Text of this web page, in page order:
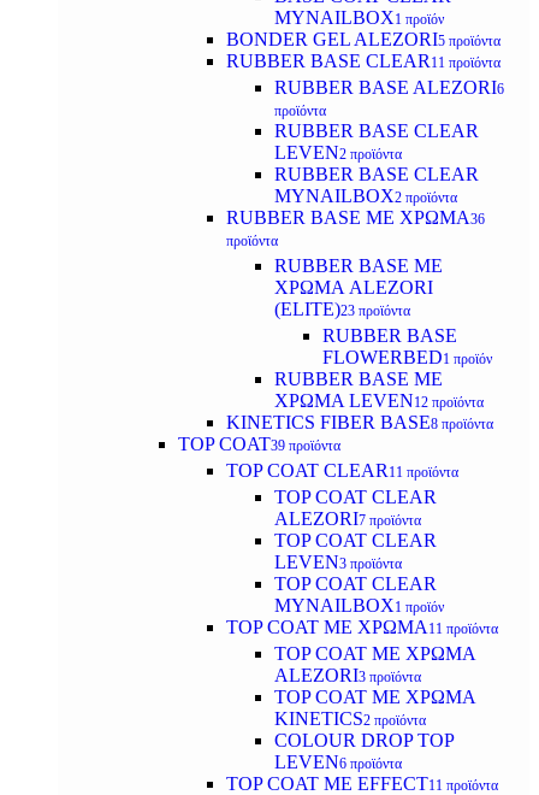
MYNAILBOX1 προϊόν
BONDER GEL ALEZORI5 προϊόντα
RUBBER BASE CLEAR 11 προϊόντα
RUBBER BASE ALEZORI6
προϊόντα
RUBBER BASE CLEAR
LEVEN2 προϊόντα
RUBBER BASE CLEAR
MYNAILBOX2 προϊόντα
RUBBER BASE ΜΕ ΧΡΩΜΑ36
προϊόντα
RUBBER BASE ΜΕ
ΧΡΩΜΑ ALEZORI
(ELITE)23 προϊόντα
RUBBER BASE
FLOWERBED1 προϊόν
RUBBER BASE ΜΕ
ΧΡΩΜΑ LEVEN12 προϊόντα
KINETICS FIBER BASE8 προϊόντα
TOP COAT39 προϊόντα
TOP COAT CLEAR 11 προϊόντα
TOP COAT CLEAR
ALEZORI7 προϊόντα
TOP COAT CLEAR
LEVEN3 προϊόντα
TOP COAT CLEAR
MYNAILBOX1 προϊόν
TOP COAT ΜΕ ΧΡΩΜΑ 11 προϊόντα
TOP COAT ΜΕ ΧΡΩΜΑ
ALEZORI3 προϊόντα
TOP COAT ΜΕ ΧΡΩΜΑ
KINETICS2 προϊόντα
COLOUR DROP TOP
LEVEN6 προϊόντα
TOP COAT ΜΕ EFFECT11 προϊόντα